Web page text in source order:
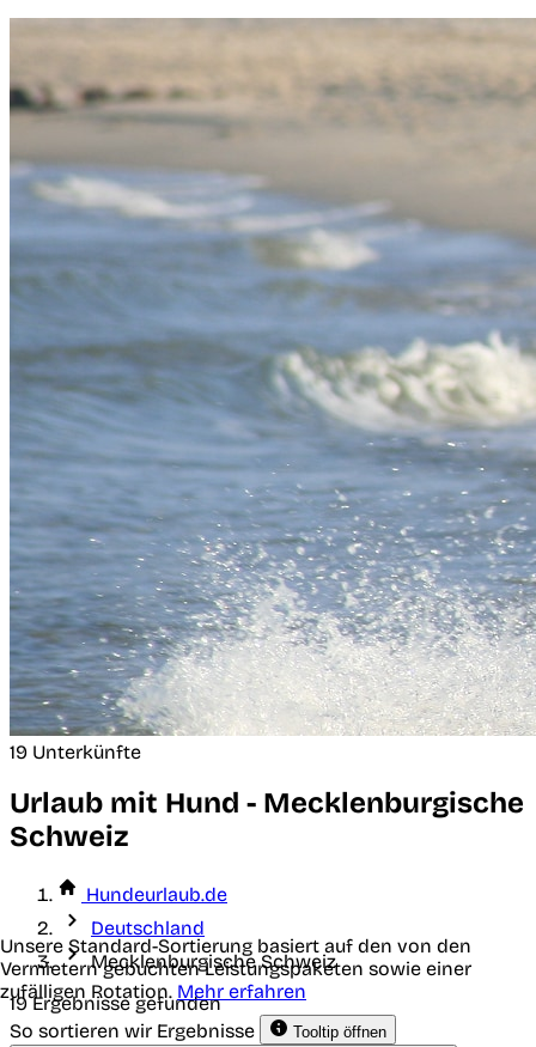
19 Unterkünfte
Urlaub mit Hund - Mecklenburgische
Schweiz
Hundeurlaub.de
Deutschland
Mecklenburgische Schweiz
19 Ergebnisse gefunden
So sortieren wir Ergebnisse
Tooltip öffnen
Unsere Standard-Sortierung basiert auf den von den
Vermietern gebuchten Leistungspaketen sowie einer
zufälligen Rotation. Mehr erfahren